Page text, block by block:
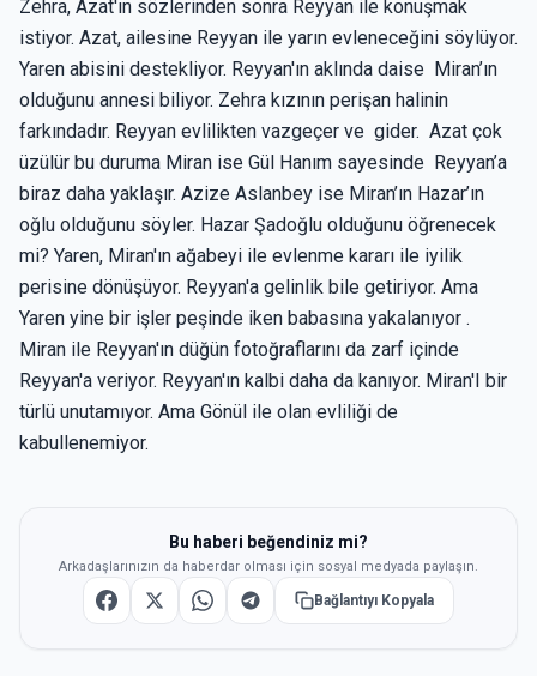
Zehra, Azat'ın sözlerinden sonra Reyyan ile konuşmak
istiyor. Azat, ailesine Reyyan ile yarın evleneceğini söylüyor.
Yaren abisini destekliyor. Reyyan'ın aklında daise Miran’ın
olduğunu annesi biliyor. Zehra kızının perişan halinin
farkındadır. Reyyan evlilikten vazgeçer ve gider. Azat çok
üzülür bu duruma Miran ise Gül Hanım sayesinde Reyyan’a
biraz daha yaklaşır. Azize Aslanbey ise Miran’ın Hazar’ın
oğlu olduğunu söyler. Hazar Şadoğlu olduğunu öğrenecek
mi? Yaren, Miran'ın ağabeyi ile evlenme kararı ile iyilik
perisine dönüşüyor. Reyyan'a gelinlik bile getiriyor. Ama
Yaren yine bir işler peşinde iken babasına yakalanıyor .
Miran ile Reyyan'ın düğün fotoğraflarını da zarf içinde
Reyyan'a veriyor. Reyyan'ın kalbi daha da kanıyor. Miran'I bir
türlü unutamıyor. Ama Gönül ile olan evliliği de
kabullenemiyor.
Bu haberi beğendiniz mi?
Arkadaşlarınızın da haberdar olması için sosyal medyada paylaşın.
Bağlantıyı Kopyala